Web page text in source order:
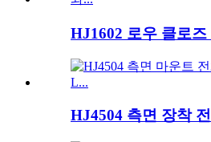
HJ1602 로우 클로즈
HJ4504 측면 장착